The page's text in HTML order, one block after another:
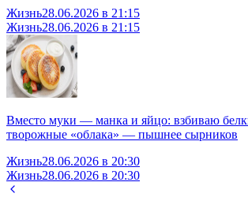
Жизнь28.06.2026 в 21:15
Жизнь28.06.2026 в 21:15
Вместо муки — манка и яйцо: взбиваю
творожные «облака» — пышнее сырников
Жизнь28.06.2026 в 20:30
Жизнь28.06.2026 в 20:30